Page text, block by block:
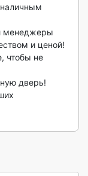
менеджеры
и ценой!
чтобы не
дверь!